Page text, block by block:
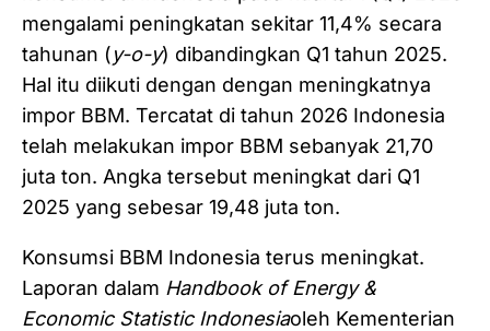
mengalami peningkatan sekitar 11,4% secara
tahunan (y-o-y) dibandingkan Q1 tahun 2025.
Hal itu diikuti dengan dengan meningkatnya
impor BBM. Tercatat di tahun 2026 Indonesia
telah melakukan impor BBM sebanyak 21,70
juta ton. Angka tersebut meningkat dari Q1
2025 yang sebesar 19,48 juta ton.
Konsumsi BBM Indonesia terus meningkat.
Laporan dalam Handbook of Energy &
Economic Statistic Indonesiaoleh Kementerian